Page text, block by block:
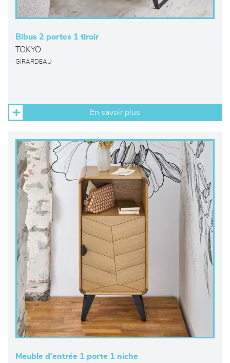
Bibus 2 portes 1 tiroir
TOKYO
GIRARDEAU
En savoir plus
Meuble d’entrée 1 porte 1 niche